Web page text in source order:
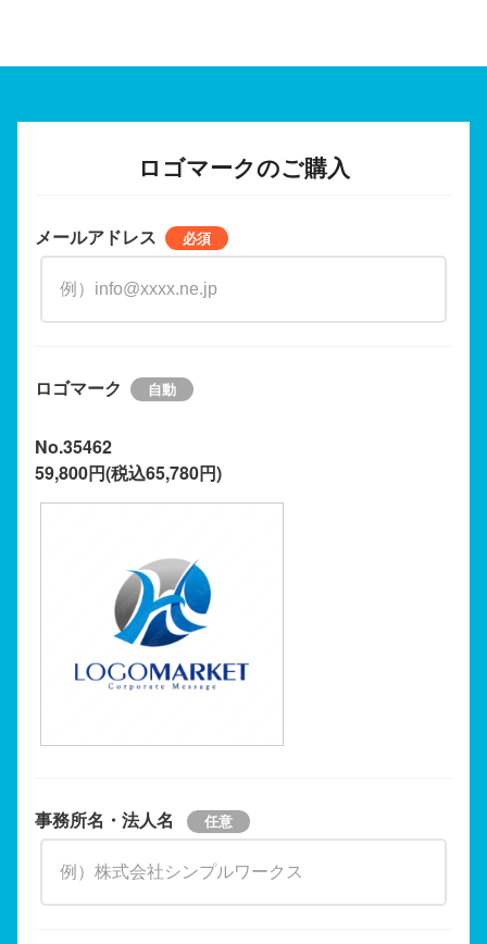
ロゴマークのご購入
メールアドレス
ロゴマーク
No.35462
59,800円(税込65,780円)
事務所名・法人名